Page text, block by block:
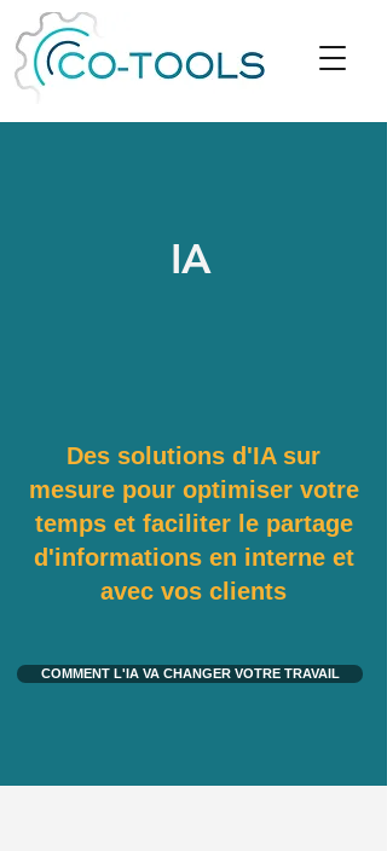
IA
Des solutions d'IA sur
mesure pour optimiser votre
temps et faciliter le partage
d'informations en interne et
avec vos clients
COMMENT L'IA VA CHANGER VOTRE TRAVAIL